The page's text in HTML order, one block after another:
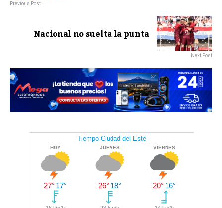
Previous Post
Nacional no suelta la punta
Next Post